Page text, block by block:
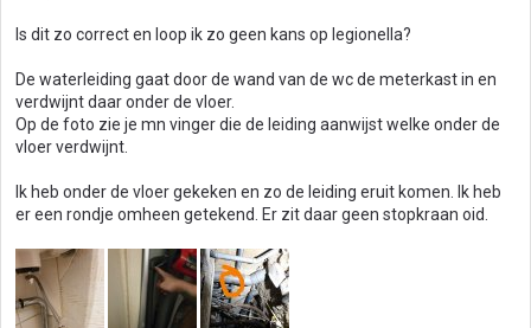
Is dit zo correct en loop ik zo geen kans op legionella?
De waterleiding gaat door de wand van de wc de meterkast in en
verdwijnt daar onder de vloer.
Op de foto zie je mn vinger die de leiding aanwijst welke onder de
vloer verdwijnt.
Ik heb onder de vloer gekeken en zo de leiding eruit komen. Ik heb
er een rondje omheen getekend. Er zit daar geen stopkraan oid.